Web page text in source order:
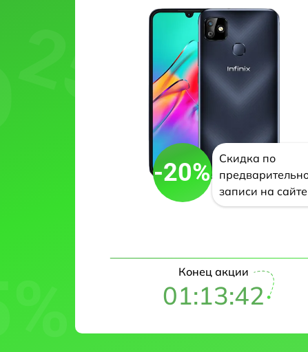
-20%
Скидка по
записи на сайте
Конец акции
01:13:42